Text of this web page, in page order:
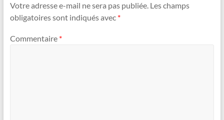
Votre adresse e-mail ne sera pas publiée. Les champs
obligatoires sont indiqués avec *
Commentaire *